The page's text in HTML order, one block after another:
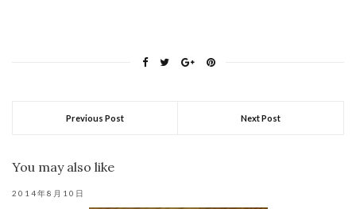
Previous Post Next Post
You may also like
2014年8月10日